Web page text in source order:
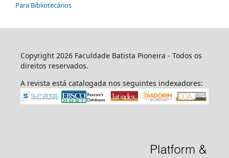
Para Bibliotecários
Copyright 2026 Faculdade Batista Pioneira - Todos os
direitos reservados.
A revista está catalogada nos seguintes indexadores: